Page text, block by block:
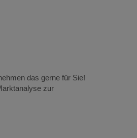
das gerne für Sie!
zur